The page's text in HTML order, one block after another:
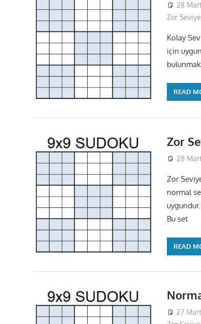
28
Zor Seviye
Kolay
için
READ
Zor
28
Zor
normal
Bu set
READ
27